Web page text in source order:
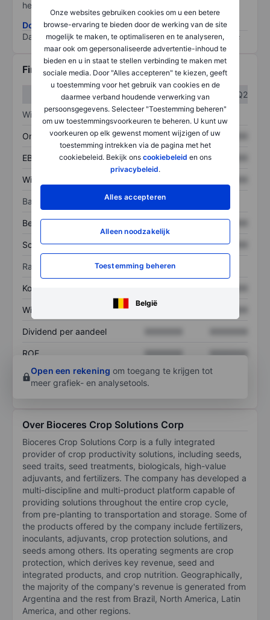
Onze websites gebruiken cookies om u een betere
browse-ervaring te bieden door de werking van de site
mogelijk te maken, te optimaliseren en te analyseren,
maar ook om gepersonaliseerde advertentie-inhoud te
bieden en u in staat te stellen verbinding te maken met
sociale media. Door "Alles accepteren" te kiezen, geeft
u toestemming voor het gebruik van cookies en de
daarmee verband houdende verwerking van
persoonsgegevens. Selecteer "Toestemming beheren"
om uw toestemmingsvoorkeuren te beheren. U kunt uw
voorkeuren op elk gewenst moment wijzigen of uw
toestemming intrekken via de pagina met het
cookiebeleid. Bekijk ons cookiebeleid en ons
privacybeleid.
Alles accepteren
Alleen noodzakelijk
Toestemming beheren
België
het grootste risico).
Download de ESG-risicomethodologie
Data provided by
/
Financiële gegevens
Q1
Q2
Winst/verlies
Omzet XXXXXXX XXXXXXX
EBITDA XXXXXXX XXXXXXX
Winst
Balans
Bezittingen XXXXXXX XXXXXXX
Schulden XXXXXXX XXXXXXX
Ratio's
Koers/omzetratio
Winst per aandeel XXXXXXX
Dividend per aandeel
ROE XXXXXXX
XXXXXXX
Open een rekening om toegang te krijgen tot
meer grafiek- en analysetools.
Over Bioceres Crop Solutions Corp
Bioceres Crop Solutions Corp is a fully integrated
provider of crop productivity solutions, including seeds,
seed traits, seed treatments, biologicals, high-value
adjuvants, and fertilizers. The company has developed a
multi-discipline and multi-product platform capable of
providing solutions throughout the entire crop cycle,
from pre-planting to transportation and storage. Some of
the products offered by the company include fertilizers,
inoculants, adjuvants, crop protection solutions, and
seeds among others. Its operating segments are crop
protection, which derives key revenue, seed and
integrated products, and crop nutrition. Geographically,
the majority of the company's revenue is generated from
Argentina and the rest from Brazil, North America, Latin
America, and other regions.